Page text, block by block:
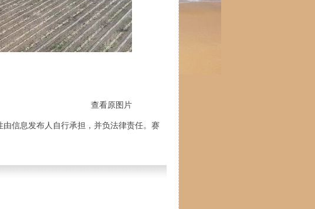
查看原图片
信息发布人自行承担，并负法律责任。赛